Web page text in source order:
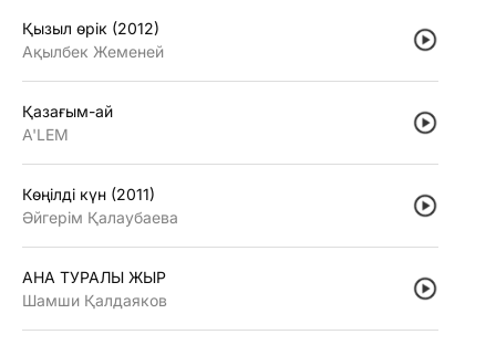
Қызыл өрiк (2012)
Ақылбек Жеменей
Қазағым-ай
A'LEM
Көңiлдi күн (2011)
Әйгерiм Қалаубаева
АНА ТУРАЛЫ ЖЫР
Шамши Қалдаяков